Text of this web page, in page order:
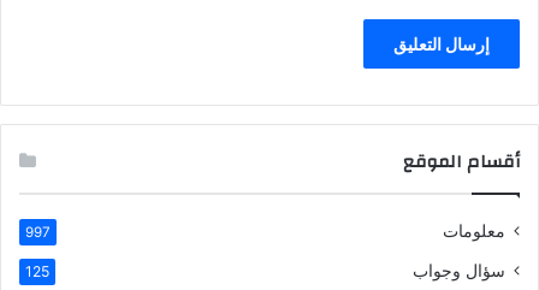
أقسام الموقع
معلومات 997
سؤال وجواب 125